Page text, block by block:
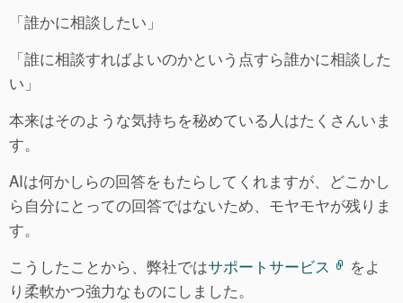
「誰かに相談したい」
「誰に相談すればよいのかという点すら誰かに相談した
い」
本来はそのような気持ちを秘めている人はたくさんいま
す。
AIは何かしらの回答をもたらしてくれますが、どこかし
ら自分にとっての回答ではないため、モヤモヤが残りま
す。
こうしたことから、弊社ではサポートサービス
をよ
り柔軟かつ強力なものにしました。